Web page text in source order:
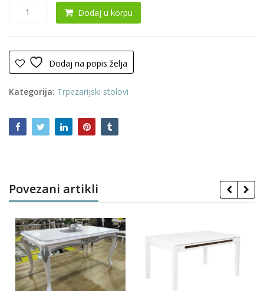
Trpezarijski
količina
Dodaj u korpu
Dodaj na popis želja
Kategorija: Trpezarijski stolovi
Povezani artikli